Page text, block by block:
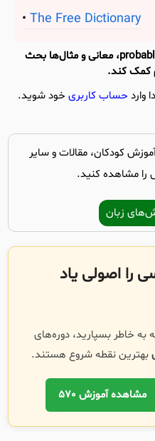
The Free Dictionary
در بخش نظرات پایین صفحه درباره probable، معانی و مثال‌ها بحث
کمک کند.
وارد حساب کاربری خود شوید.
کودکان، مقالات و سایر
مشاهده کنید.
زبان
را اصولی یاد
به خاطر بسپارید، دوره‌های
بهترین نقطه شروع هستند.
مشاهده آموزش 570